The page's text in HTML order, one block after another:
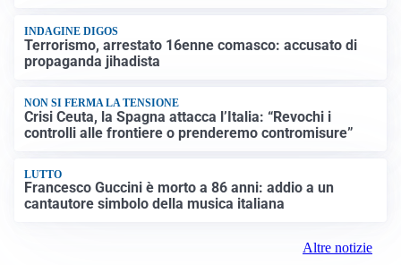
INDAGINE DIGOS
Terrorismo, arrestato 16enne comasco: accusato di
propaganda jihadista
NON SI FERMA LA TENSIONE
Crisi Ceuta, la Spagna attacca l’Italia: “Revochi i
controlli alle frontiere o prenderemo contromisure”
LUTTO
Francesco Guccini è morto a 86 anni: addio a un
cantautore simbolo della musica italiana
Altre notizie